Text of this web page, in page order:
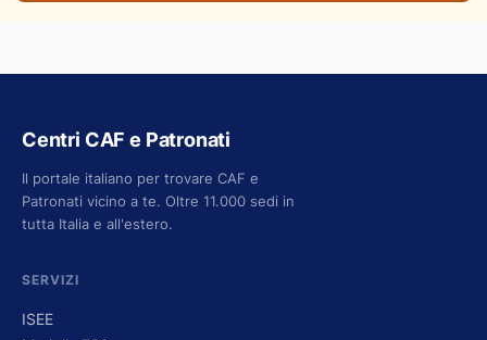
Centri CAF e Patronati
Il portale italiano per trovare CAF e
Patronati vicino a te. Oltre 11.000 sedi in
tutta Italia e all'estero.
SERVIZI
ISEE